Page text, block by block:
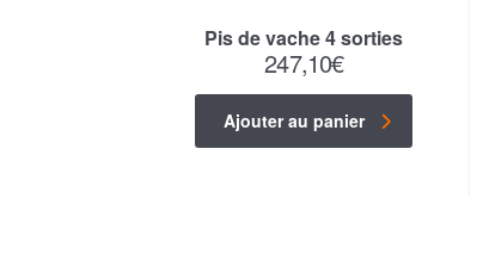
Pis de vache 4 sorties
247,10€
Ajouter au panier